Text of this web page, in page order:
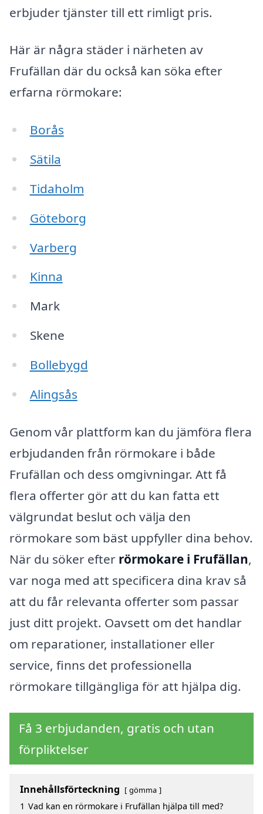
erbjuder tjänster till ett rimligt pris.
Här är några städer i närheten av
Frufällan där du också kan söka efter
erfarna rörmokare:
Borås
Sätila
Tidaholm
Göteborg
Varberg
Kinna
Mark
Skene
Bollebygd
Alingsås
Genom vår plattform kan du jämföra flera
erbjudanden från rörmokare i både
Frufällan och dess omgivningar. Att få
flera offerter gör att du kan fatta ett
välgrundat beslut och välja den
rörmokare som bäst uppfyller dina behov.
När du söker efter rörmokare i Frufällan,
var noga med att specificera dina krav så
att du får relevanta offerter som passar
just ditt projekt. Oavsett om det handlar
om reparationer, installationer eller
service, finns det professionella
rörmokare tillgängliga för att hjälpa dig.
Få 3 erbjudanden, gratis och utan
förpliktelser
Innehållsförteckning gömma
1 Vad kan en rörmokare i Frufällan hjälpa till med?